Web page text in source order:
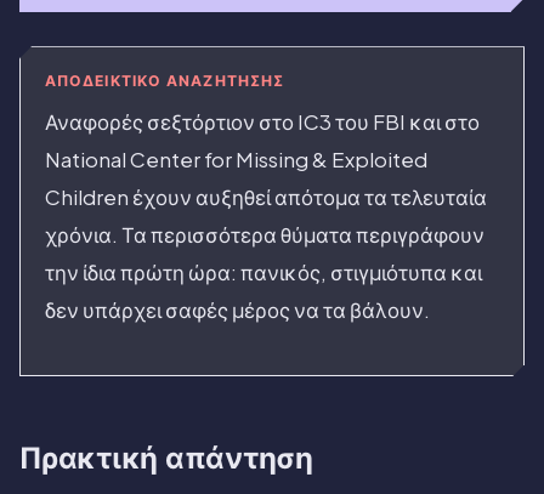
ΑΠΟΔΕΙΚΤΙΚΌ ΑΝΑΖΉΤΗΣΗΣ
Αναφορές σεξτόρτιον στο IC3 του FBI και στο
National Center for Missing & Exploited
Children έχουν αυξηθεί απότομα τα τελευταία
χρόνια. Τα περισσότερα θύματα περιγράφουν
την ίδια πρώτη ώρα: πανικός, στιγμιότυπα και
δεν υπάρχει σαφές μέρος να τα βάλουν.
Πρακτική απάντηση